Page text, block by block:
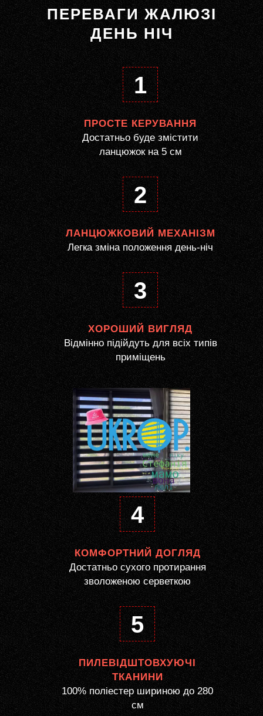
ПЕРЕВАГИ ЖАЛЮЗІ
ДЕНЬ НІЧ
1
ПРОСТЕ КЕРУВАННЯ
Достатньо буде змістити
ланцюжок на 5 см
2
ЛАНЦЮЖКОВИЙ МЕХАНІЗМ
Легка зміна положення день-ніч
3
ХОРОШИЙ ВИГЛЯД
Відмінно підійдуть для всіх типів
приміщень
4
КОМФОРТНИЙ ДОГЛЯД
Достатньо сухого протирання
зволоженою серветкою
5
ПИЛЕВІДШТОВХУЮЧІ
ТКАНИНИ
100% поліестер шириною до 280
см